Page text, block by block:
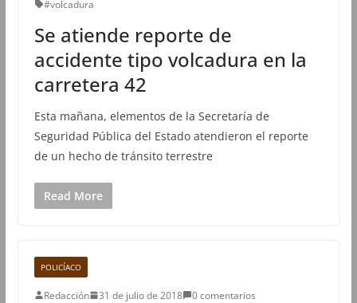
#volcadura
Se atiende reporte de
accidente tipo volcadura en la
carretera 42
Esta mañana, elementos de la Secretaría de
Seguridad Pública del Estado atendieron el reporte
de un hecho de tránsito terrestre
Read More
POLICÍACO
Redacción 31 de julio de 2018
0 comentarios